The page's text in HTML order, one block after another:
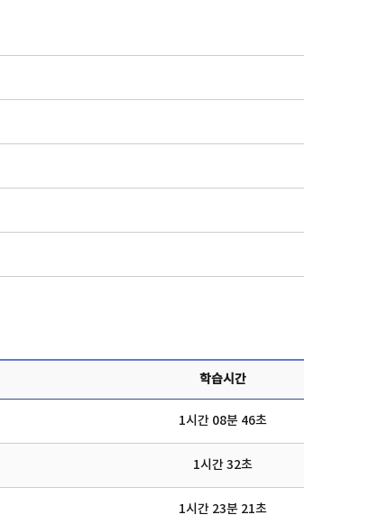
학습시간
1시간 08분 46초
1시간 32초
1시간 23분 21초